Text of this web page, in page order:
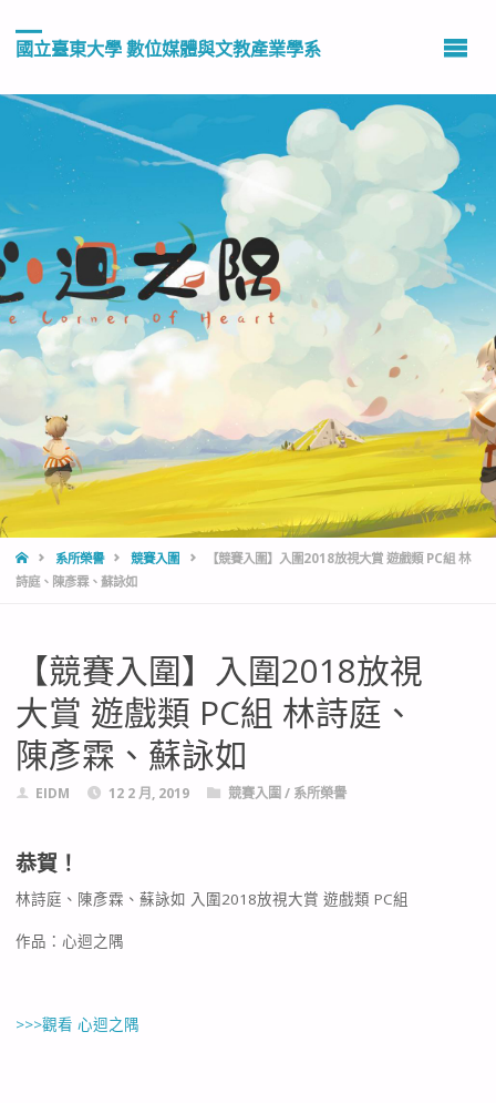
國立臺東大學 數位媒體與文教產業學系
HOME系所榮譽 競賽入圍
【競賽入圍】入圍2018放視大賞 遊戲類 PC組 林
詩庭、陳彥霖、蘇詠如
【競賽入圍】入圍2018放視
大賞 遊戲類 PC組 林詩庭、
陳彥霖、蘇詠如
EIDM 12 2 月, 2019 競賽入圍 / 系所榮譽
恭賀！
林詩庭、陳彥霖、蘇詠如 入圍2018放視大賞 遊戲類 PC組
作品：心迴之隅
>>>觀看 心迴之隅